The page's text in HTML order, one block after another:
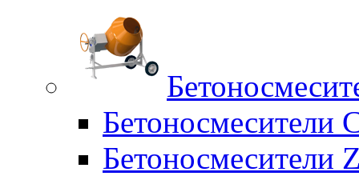
Бетоносмесители
Бетоносмесители